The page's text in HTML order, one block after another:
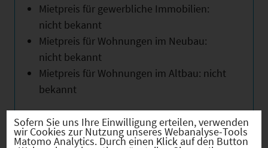
Mietpreis für gewerbliche Immobilien:
nicht bekannt
Mietpreis für Wohnungen im Neubau:
nicht bekannt
Mietpreis für Wohnungen im Altbau: nicht
bekannt
Sofern Sie uns Ihre Einwilligung erteilen, verwenden
wir Cookies zur Nutzung unseres Webanalyse-Tools
Matomo Analytics. Durch einen Klick auf den Button